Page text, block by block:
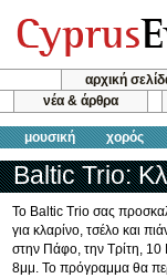
αρχική
νέα & άρθρα
μουσική χορός
Baltic Trio:
Το Baltic Trio σας
για κλαρίνο, τσέλο και
στην Πάφο, την Τρίτη,
8μμ. Το πρόγραμμα θα